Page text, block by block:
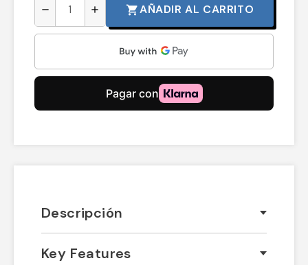
remove add shopping_cartAÑADIR AL CARRITO
Descripción
Key Features